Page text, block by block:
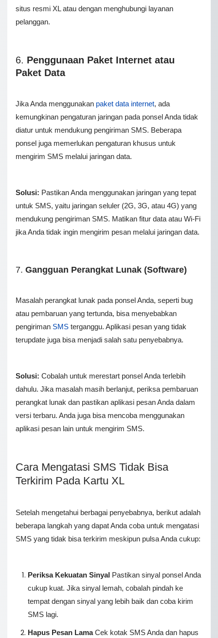
situs resmi XL atau dengan menghubungi layanan
pelanggan.
6. Penggunaan Paket Internet atau
Paket Data
Jika Anda menggunakan paket data internet, ada
kemungkinan pengaturan jaringan pada ponsel Anda tidak
diatur untuk mendukung pengiriman SMS. Beberapa
ponsel juga memerlukan pengaturan khusus untuk
mengirim SMS melalui jaringan data.
Solusi: Pastikan Anda menggunakan jaringan yang tepat
untuk SMS, yaitu jaringan seluler (2G, 3G, atau 4G) yang
mendukung pengiriman SMS. Matikan fitur data atau Wi-Fi
jika Anda tidak ingin mengirim pesan melalui jaringan data.
7. Gangguan Perangkat Lunak (Software)
Masalah perangkat lunak pada ponsel Anda, seperti bug
atau pembaruan yang tertunda, bisa menyebabkan
pengiriman SMS terganggu. Aplikasi pesan yang tidak
terupdate juga bisa menjadi salah satu penyebabnya.
Solusi: Cobalah untuk merestart ponsel Anda terlebih
dahulu. Jika masalah masih berlanjut, periksa pembaruan
perangkat lunak dan pastikan aplikasi pesan Anda dalam
versi terbaru. Anda juga bisa mencoba menggunakan
aplikasi pesan lain untuk mengirim SMS.
Cara Mengatasi SMS Tidak Bisa
Terkirim Pada Kartu XL
Setelah mengetahui berbagai penyebabnya, berikut adalah
beberapa langkah yang dapat Anda coba untuk mengatasi
SMS yang tidak bisa terkirim meskipun pulsa Anda cukup:
Periksa Kekuatan Sinyal Pastikan sinyal ponsel Anda
cukup kuat. Jika sinyal lemah, cobalah pindah ke
tempat dengan sinyal yang lebih baik dan coba kirim
SMS lagi.
Hapus Pesan LamaCek kotak SMS Anda dan hapus